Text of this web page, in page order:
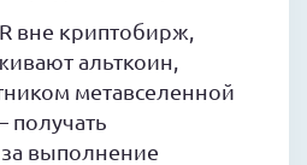
вне криптобирж,
альткоин,
метавселенной
получать
выполнение